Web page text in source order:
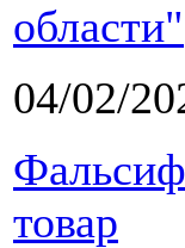
области"
04/02/
товар